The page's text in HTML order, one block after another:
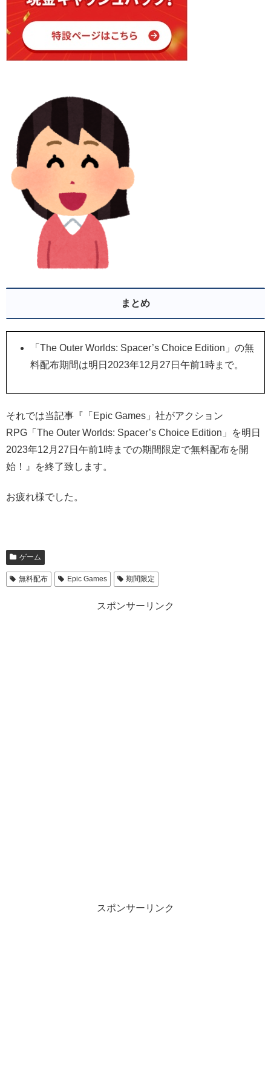
まとめ
「The Outer Worlds: Spacer’s Choice Edition」の無
料配布期間は明日2023年12月27日午前1時まで。
それでは当記事『「Epic Games」社がアクション
RPG「The Outer Worlds: Spacer’s Choice Edition」を明日
2023年12月27日午前1時までの期間限定で無料配布を開
始！』を終了致します。
お疲れ様でした。
ゲーム
無料配布 Epic Games 期間限定
スポンサーリンク
スポンサーリンク